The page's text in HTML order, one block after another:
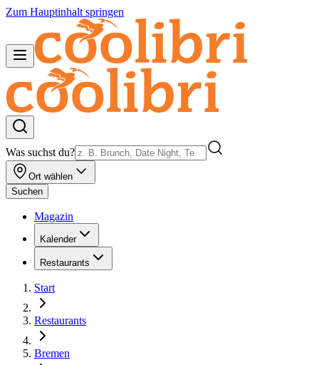
Zum Hauptinhalt springen
Was suchst du?
Ort wählen
Suchen
Magazin
Kalender
Restaurants
Start
Restaurants
Bremen